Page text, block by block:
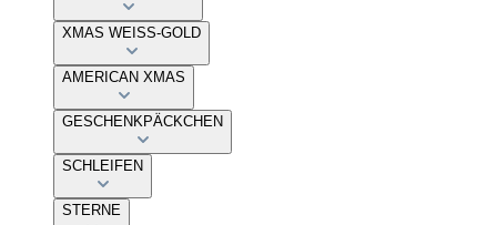
XMAS WEISS-GOLD
AMERICAN XMAS
GESCHENKPÄCKCHEN
SCHLEIFEN
STERNE